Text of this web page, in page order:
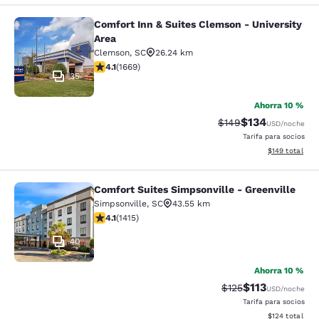
Comfort Inn & Suites Clemson -
35
Comfort Inn & Suites Clemson - University
Area
Clemson, SC
26.24 km
Calificación de 4.12 estrellas. Muy bueno. 1669
4.1(1669)
Ahorra 10 %
Tarifa tachada:
$149Tarifa reducida:
$134USD/noche
Tarifa para socios
Ver detalles
$149 total
Comfort Suites Simpsonville -
40
Comfort Suites Simpsonville - Greenville
Simpsonville, SC
43.55 km
Calificación de 4.07 estrellas. Muy bueno. 1415
4.1(1415)
Ahorra 10 %
Tarifa tachada:
$125Tarifa reducida:
$113USD/noche
Tarifa para socios
Ver detalles
$124 total